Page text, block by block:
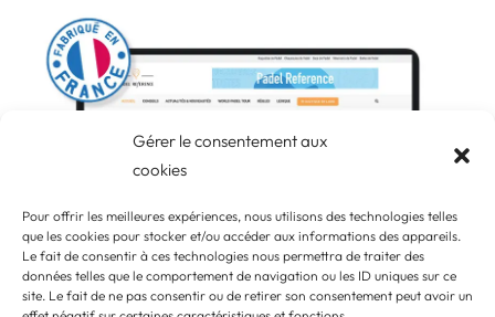
Gérer le consentement aux
cookies
Pour offrir les meilleures expériences, nous utilisons des technologies telles
que les cookies pour stocker et/ou accéder aux informations des appareils.
Le fait de consentir à ces technologies nous permettra de traiter des
données telles que le comportement de navigation ou les ID uniques sur ce
site. Le fait de ne pas consentir ou de retirer son consentement peut avoir un